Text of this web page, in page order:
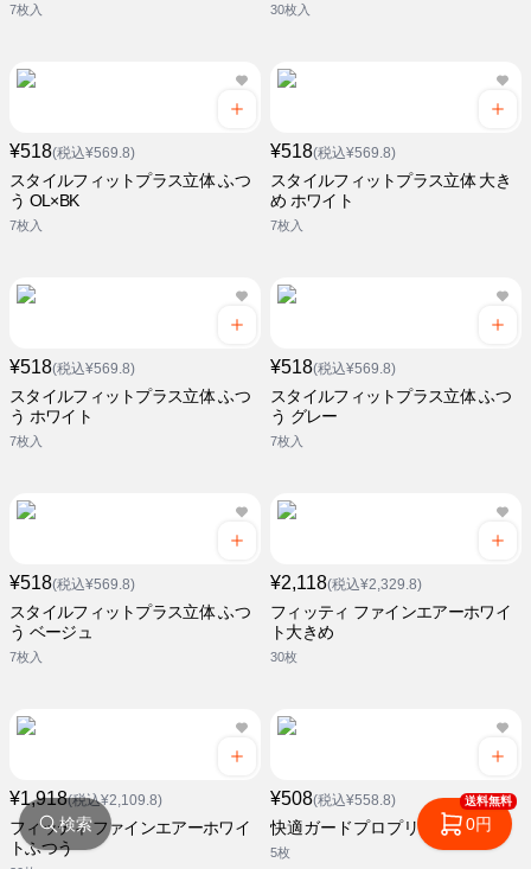
7枚入 30枚入
¥518(税込¥569.8)
スタイルフィットプラス立体 ふつ
う OL×BK
7枚入
¥518(税込¥569.8)
スタイルフィットプラス立体 大き
め ホワイト
7枚入
¥518(税込¥569.8)
スタイルフィットプラス立体 ふつ
う ホワイト
7枚入
¥518(税込¥569.8)
スタイルフィットプラス立体 ふつ
う グレー
7枚入
¥518(税込¥569.8)
スタイルフィットプラス立体 ふつ
う ベージュ
7枚入
¥2,118(税込¥2,329.8)
フィッティ ファインエアーホワイ
ト大きめ
30枚
¥1,918(税込¥2,109.8)
フィッティ ファインエアーホワイ
トふつう
¥508(税込¥558.8)
快適ガードプロプリーツ ふつう
5枚
検索
送料無料
0円